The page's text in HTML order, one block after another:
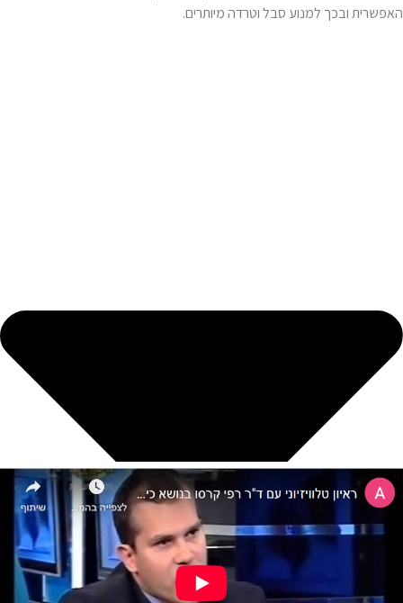
האפשרית ובכך למנוע סבל וטרדה מיותרים.